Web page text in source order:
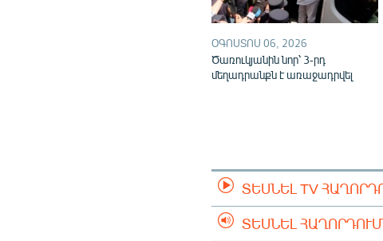
ՕԳՈՍՏՈՍ 06, 2026
Ծառուկյանին նոր՝ 3-րդ
մեղադրանքն է առաջադրվել
ՏԵՍՆԵԼ TV
ՏԵՍՆԵԼ